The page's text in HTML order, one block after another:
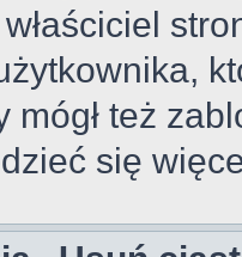
mógł też
się